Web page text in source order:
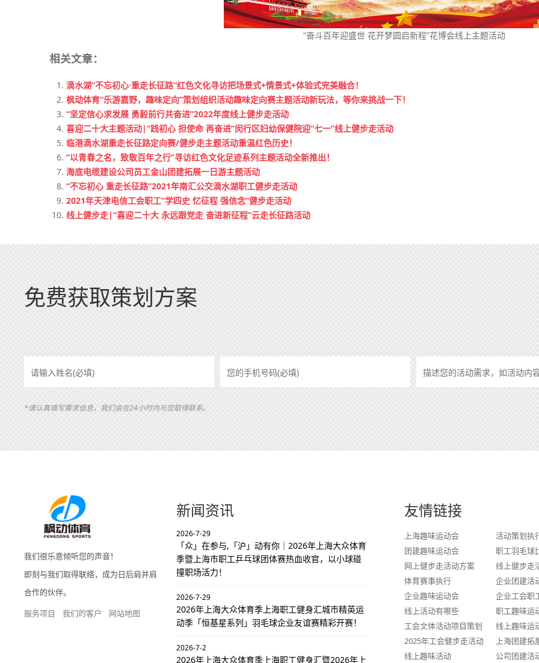
“奋斗百年迎盛世 花开梦圆启新程”花博会线上主题活动
相关文章：
滴水湖“不忘初心·重走长征路“红色文化寻访把场景式+情景式+体验式完美融合！
枫动体育“乐游嘉野，趣味定向”策划组织活动趣味定向赛主题活动新玩法，等你来挑战一下！
“坚定信心求发展 勇毅前行共奋进”2022年度线上健步走活动
喜迎二十大主题活动|“践初心 担使命 再奋进”闵行区妇幼保健院迎“七一”线上健步走活动
临港滴水湖重走长征路定向赛/健步走主题活动重温红色历史！
“以青春之名，致敬百年之行”寻访红色文化足迹系列主题活动全新推出！
海底电缆建设公司员工金山团建拓展一日游主题活动
“不忘初心 重走长征路”2021年南汇公交滴水湖职工健步走活动
2021年天津电信工会职工“学四史 忆征程 强信念”健步走活动
线上健步走|“喜迎二十大 永远跟党走 奋进新征程”云走长征路活动
免费获取策划方案
*请认真填写需求信息，我们会在24小时内与您取得联系。
我们很乐意倾听您的声音！
即刻与我们取得联络，成为日后肩并肩
合作的伙伴。
服务项目
我们的客户 网站地图
新闻资讯
2026-7-29
「众」在参与,「沪」动有你｜2026年上海大众体育
季暨上海市职工乒乓球团体赛热血收官，以小球碰
撞职场活力！
2026-7-29
2026年上海大众体育季上海职工健身汇城市精英运
动季「恒基星系列」羽毛球企业友谊赛精彩开赛！
2026-7-2
2026年上海大众体育季上海职工健身汇暨2026年上
友情链接
上海趣味运动会
活动策划执
团建趣味运动会
职工羽毛球
网上健步走活动方案
线上健步走
体育赛事执行
企业团建活
企业趣味运动会
企业工会职
线上活动有哪些
职工趣味运
工会文体活动项目策划
线上趣味运
2025年工会健步走活动
上海团建拓
线上趣味活动
公司团建活